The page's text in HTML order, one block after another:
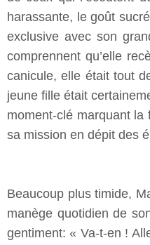
harassante, le goût
exclusive avec son
comprennent qu’elle
canicule, elle était tout
jeune fille était
moment-clé marquant la
sa mission en dépit des
Beaucoup plus timide,
manège quotidien de
gentiment: « Va-t-en !